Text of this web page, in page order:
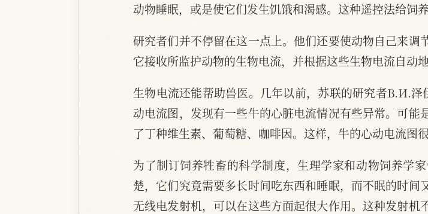
动物睡眠，或是使它们发生饥饿和渴感。这种遥控法给饲
研究者们并不停留在这一点上。他们还要使动物自己来调
它接收所监护动物的生物电流，并根据这些生物电流自动
生物电流还能帮助兽医。几年以前，苏联的研究者В.И.
动电流图，发现有一些牛的心脏电流情况有些异常。可
了丁种维生素、葡萄糖、咖啡因。这样，牛的心动电流图
为了制订饲养牲畜的科学制度，生理学家和动物饲养学
楚，它们究竟需要多长时间吃东西和睡眠，而不眠的时
无线电发射机，可以在这些方面起很大作用。这种发射